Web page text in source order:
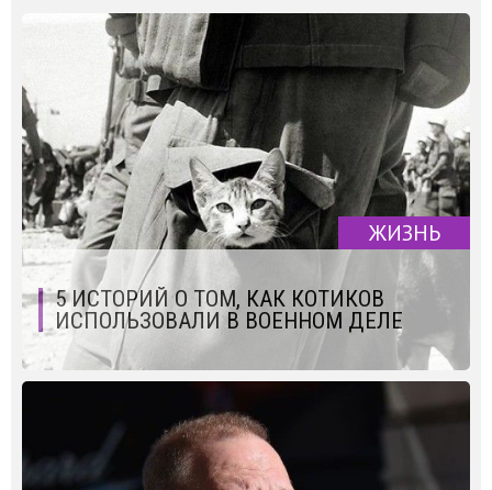
ЖИЗНЬ
5 ИСТОРИЙ О ТОМ, КАК КОТИКОВ
ИСПОЛЬЗОВАЛИ В ВОЕННОМ ДЕЛЕ